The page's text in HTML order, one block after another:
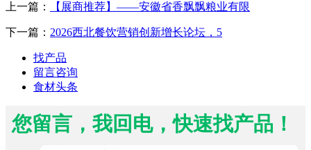
上一篇： 【展商推荐】——安徽省香飘飘粮业有限
下一篇： 2026西北餐饮营销创新增长论坛，5
找产品
留言咨询
食材头条
您留言，我回电，快速找产品！